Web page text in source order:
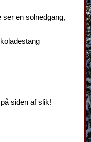
ser en solnedgang,
siden af slik!